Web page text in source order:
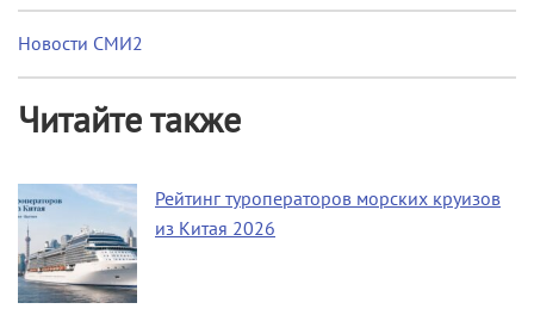
Новости СМИ2
Читайте также
Рейтинг туроператоров морских круизов
из Китая 2026